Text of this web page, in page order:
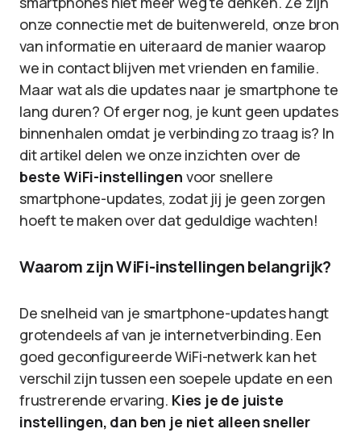
onze connectie met de buitenwereld, onze bron
van informatie en uiteraard de manier waarop
we in contact blijven met vrienden en familie.
Maar wat als die updates naar je smartphone te
lang duren? Of erger nog, je kunt geen updates
binnenhalen omdat je verbinding zo traag is? In
dit artikel delen we onze inzichten over de
beste WiFi-instellingen voor snellere
smartphone-updates, zodat jij je geen zorgen
hoeft te maken over dat geduldige wachten!
Waarom zijn WiFi-instellingen belangrijk?
De snelheid van je smartphone-updates hangt
grotendeels af van je internetverbinding. Een
goed geconfigureerde WiFi-netwerk kan het
verschil zijn tussen een soepele update en een
frustrerende ervaring. Kies je de juiste
instellingen, dan ben je niet alleen sneller